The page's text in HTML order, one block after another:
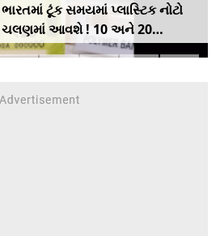
ભારતમાં ટૂંક સમયમાં પ્લાસ્ટિક નોટો
ચલણમાં આવશે ! 10 અને 20
રૂપિયાની નોટથી થશે શરૂઆત,